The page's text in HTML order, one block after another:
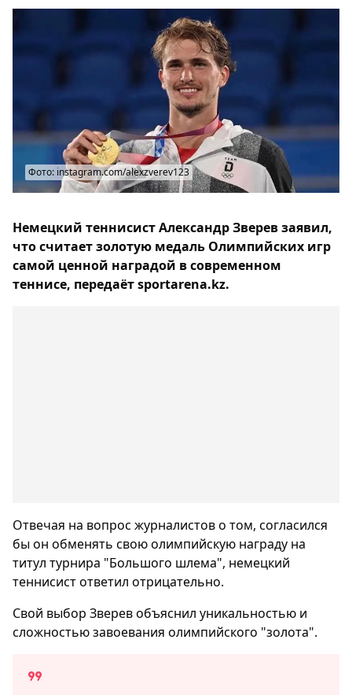
Фото: instagram.com/alexzverev123
Немецкий теннисист Александр Зверев заявил,
что считает золотую медаль Олимпийских игр
самой ценной наградой в современном
теннисе, передаёт sportarena.kz.
Отвечая на вопрос журналистов о том, согласился
бы он обменять свою олимпийскую награду на
титул турнира "Большого шлема", немецкий
теннисист ответил отрицательно.
Свой выбор Зверев объяснил уникальностью и
сложностью завоевания олимпийского "золота".